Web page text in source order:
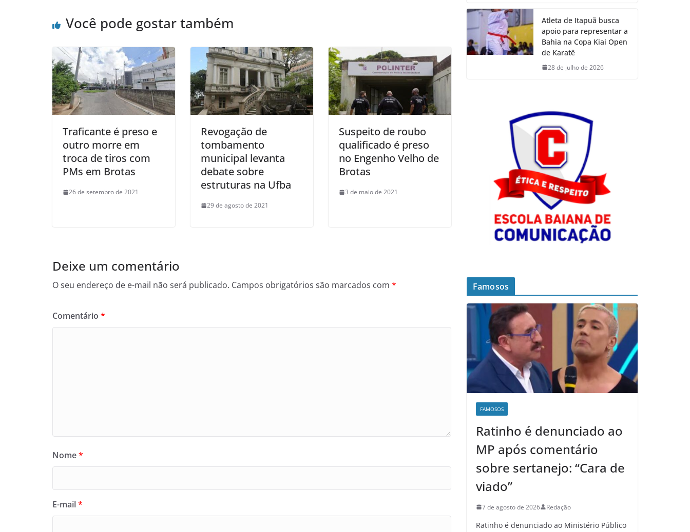
Você pode gostar também
Traficante é preso e
outro morre em
troca de tiros com
PMs em Brotas
26 de setembro de 2021
Revogação de
tombamento
municipal levanta
debate sobre
estruturas na Ufba
29 de agosto de 2021
Suspeito de roubo
qualificado é preso
no Engenho Velho de
Brotas
3 de maio de 2021
Deixe um comentário
O seu endereço de e-mail não será publicado. Campos obrigatórios são marcados com *
Comentário *
Nome*
E-mail*
Atleta de Itapuã busca
apoio para representar a
Bahia na Copa Kiai Open
de Karatê
28 de julho de 2026
Famosos
FAMOSOS
Ratinho é denunciado ao
MP após comentário
sobre sertanejo: “Cara de
viado”
7 de agosto de 2026 Redação
Ratinho é denunciado ao Ministério Público